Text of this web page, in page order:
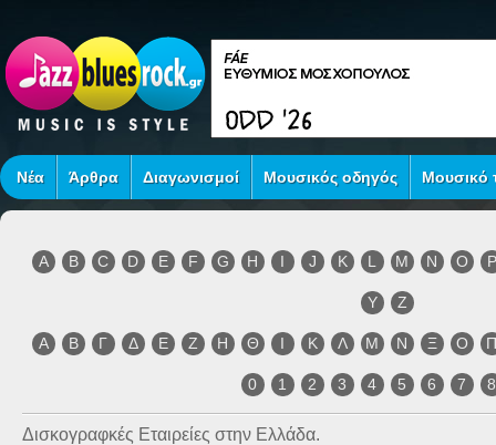
Νέα Άρθρα Διαγωνισμοί Μουσικός οδηγός Μουσικό
A B C D E F G H I J K L M N O P
Y Z
Α Β Γ Δ Ε Ζ Η Θ Ι Κ Λ Μ Ν Ξ Ο
0 1 2 3 4 5 6 7 8
Δισκογραφκές Εταιρείες στην Ελλάδα.